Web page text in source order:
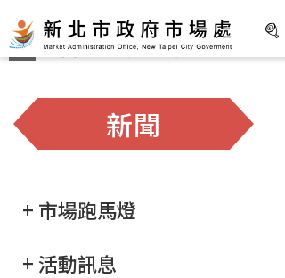
跳到主要內容
網站導覽
首頁>新聞 > 公告專區
新聞
+ 市場跑馬燈
+ 活動訊息